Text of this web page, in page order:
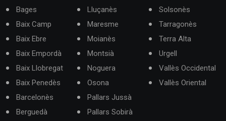
Bages
Baix Camp
Baix Ebre
Baix Empordà
Baix Llobregat
Baix Penedès
Barcelonès
Berguedà
Lluçanès
Maresme
Moianès
Montsià
Noguera
Osona
Pallars Jussà
Pallars Sobirà
Solsonès
Tarragonès
Terra Alta
Urgell
Vallès Occidental
Vallès Oriental